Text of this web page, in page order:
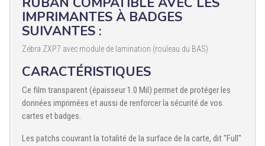
IMPRIMANTES À BADGES
SUIVANTES :
Zebra ZXP7 avec module de lamination (rouleau du BAS)
CARACTÉRISTIQUES
Ce film transparent (épaisseur 1.0 Mil) permet de protéger les
données imprimées et aussi de renforcer la sécurité de vos
cartes et badges.
Les patchs couvrant la totalité de la surface de la carte, dit "Full"